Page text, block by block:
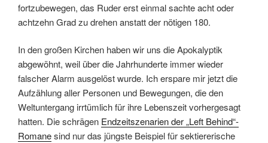
fortzubewegen, das Ruder erst einmal sachte acht oder
achtzehn Grad zu drehen anstatt der nötigen 180.
In den großen Kirchen haben wir uns die Apokalyptik
abgewöhnt, weil über die Jahrhunderte immer wieder
falscher Alarm ausgelöst wurde. Ich erspare mir jetzt die
Aufzählung aller Personen und Bewegungen, die den
Weltuntergang irrtümlich für ihre Lebenszeit vorhergesagt
hatten. Die schrägen Endzeitszenarien der „Left Behind“-
Romanesind nur das jüngste Beispiel für sektiererische